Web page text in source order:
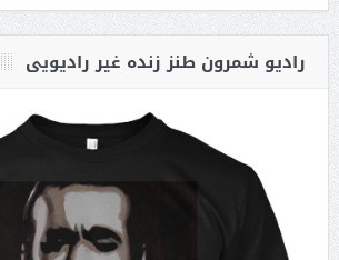
رادیو شمرون طنز زنده غیر رادیویی